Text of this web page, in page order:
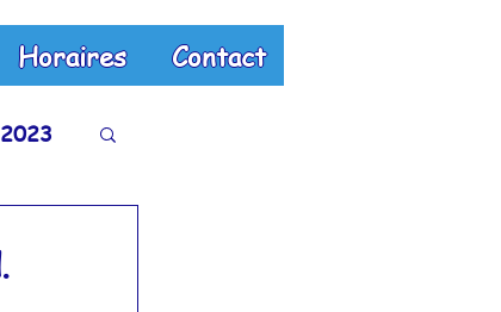
Horaires Contact